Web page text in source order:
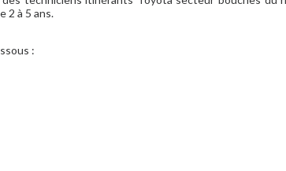
2 à 5 ans.
: